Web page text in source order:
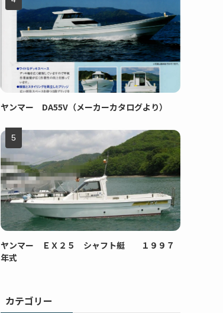
ヤンマー DA55V（メーカーカタログより）
ヤンマー ＥＸ２５ シャフト艇 １９９７
年式
カテゴリー